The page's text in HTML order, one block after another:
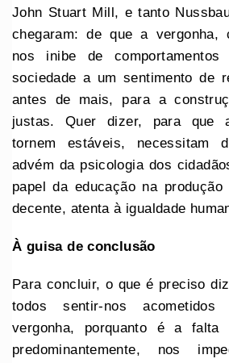
John Stuart Mill, e tanto
chegaram: de que a vergonha,
nos inibe de
sociedade a um sentimento de
antes de mais, para a
justas. Quer dizer, para que
tornem estáveis, necessitam
advém da psicologia dos
papel da educação na
decente, atenta à igualdade
À guisa de conclusão
Para concluir, o que é preciso
todos sentir-nos
vergonha, porquanto é a falta
predominantemente, nos